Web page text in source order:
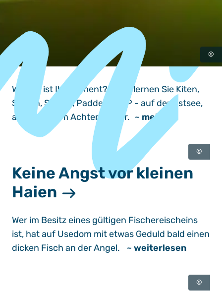
©
Wasser ist Ihr Element? Dann lernen Sie Kiten,
Surfen, Segeln, Paddeln, SUP - auf der Ostsee,
aber auch am Achterwasser. ~ mehr
©
Keine Angst vor kleinen
Haien
Wer im Besitz eines gültigen Fischereischeins
ist, hat auf Usedom mit etwas Geduld bald einen
dicken Fisch an der Angel.
~ weiterlesen
©